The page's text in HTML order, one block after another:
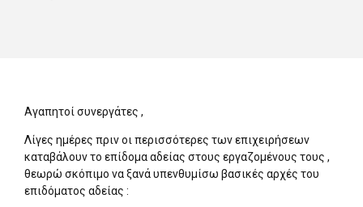
Αγαπητοί συνεργάτες ,
Λίγες ημέρες πριν οι περισσότερες των επιχειρήσεων
καταβάλουν το επίδομα αδείας στους εργαζομένους τους ,
θεωρώ σκόπιμο να ξανά υπενθυμίσω βασικές αρχές του
επιδόματος αδείας :